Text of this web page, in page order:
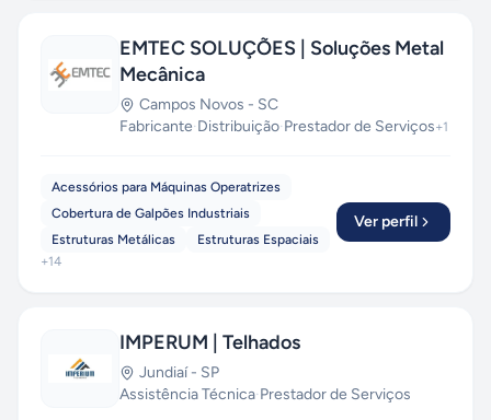
EMTEC SOLUÇÕES | Soluções Metal
Mecânica
Campos Novos - SC
Fabricante·Distribuição·Prestador de Serviços+1
Acessórios para Máquinas Operatrizes
Cobertura de Galpões Industriais
Estruturas Metálicas
Estruturas Espaciais
+14
Ver perfil
IMPERUM | Telhados
Jundiaí- SP
Assistência Técnica·Prestador de Serviços